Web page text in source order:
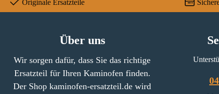
Originale Ersatzteile
Über uns
Wir sorgen dafür, dass Sie das richtige
Ersatzteil für Ihren Kaminofen finden.
Der Shop kaminofen-ersatzteil.de wird